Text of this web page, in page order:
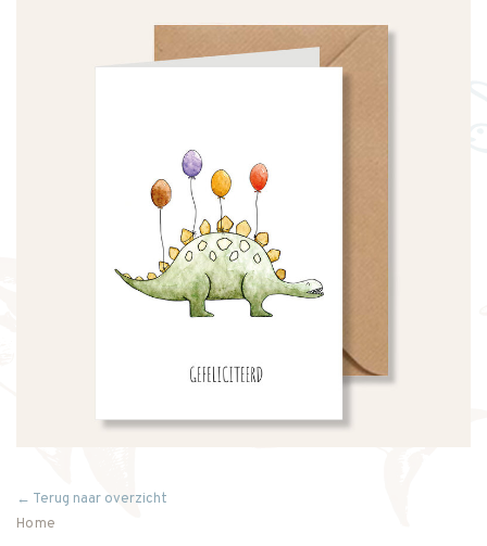
← Terug naar overzicht
Home